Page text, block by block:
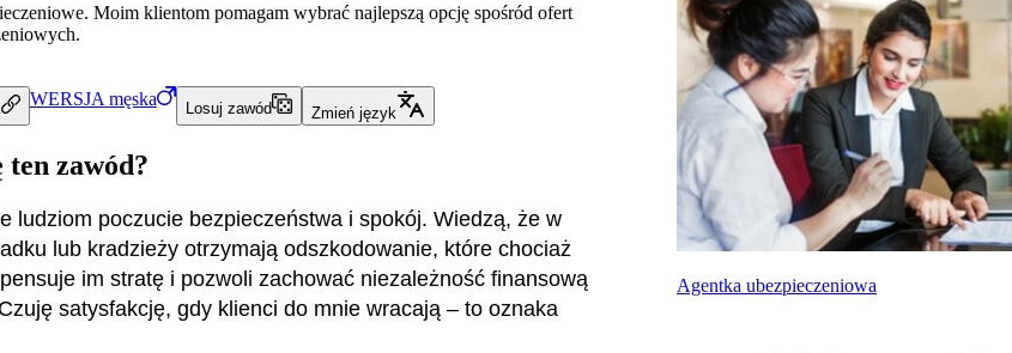
Moim klientom pomagam wybrać najlepszą opcję spośród ofert
WERSJA męska
Losuj zawód Zmień język
ten zawód?
ludziom poczucie bezpieczeństwa i spokój. Wiedzą, że w
lub kradzieży otrzymają odszkodowanie, które chociaż
im stratę i pozwoli zachować niezależność finansową
satysfakcję, gdy klienci do mnie wracają – to oznaka
Agentka ubezpieczeniowa